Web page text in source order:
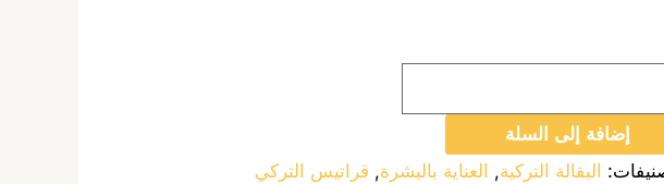
إضافة إلى السلة
البقالة التركية, العناية بالبشرة, قراتيس التركي